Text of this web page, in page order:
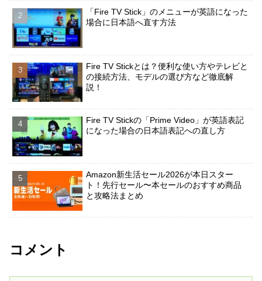
「Fire TV Stick」のメニューが英語になった
場合に日本語へ直す方法
Fire TV Stickとは？便利な使い方やテレビと
の接続方法、モデルの選び方など徹底解
説！
Fire TV Stickの「Prime Video」が英語表記
になった場合の日本語表記への直し方
Amazon新生活セール2026が本日スター
ト！先行セール〜本セールのおすすめ商品
と攻略法まとめ
コメント